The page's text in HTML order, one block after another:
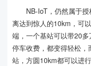
NB-IoT，仍然属于授
离达到惊人的10km，可
端，一个基站可以带20多
停车收费，都变得轻松
站，方圆10km都可以进